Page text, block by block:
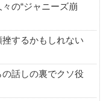
の“ジャニーズ崩
するかもしれない
話しの裏でクソ役